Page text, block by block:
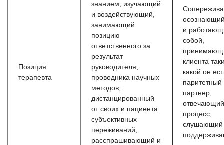
Позиция
терапевта
знанием, изучающий
и воздействующий,
занимающий
позицию
ответственного за
результат
руководителя,
проводника научных
методов,
дистанцированный
от своих и пациента
субъективных
переживаний,
расспрашивающий и
и
собой,
клиента
какой он
паритетный
партнер,
процесс,
слушающий